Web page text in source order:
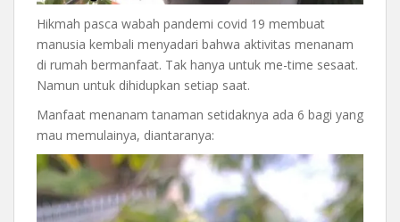
Hikmah pasca wabah pandemi covid 19 membuat
manusia kembali menyadari bahwa aktivitas menanam
di rumah bermanfaat. Tak hanya untuk me-time sesaat.
Namun untuk dihidupkan setiap saat.
Manfaat menanam tanaman setidaknya ada 6 bagi yang
mau memulainya, diantaranya: